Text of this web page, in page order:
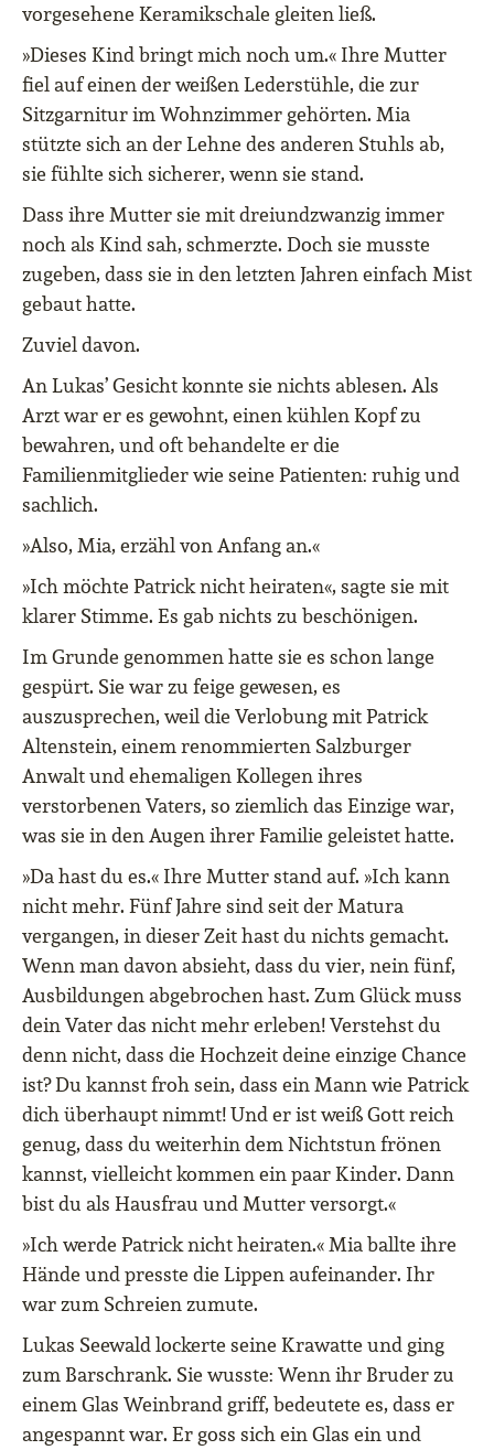
vorgesehene Keramikschale gleiten ließ.
»Dieses Kind bringt mich noch um.« Ihre Mutter
fiel auf einen der weißen Lederstühle, die zur
Sitzgarnitur im Wohnzimmer gehörten. Mia
stützte sich an der Lehne des anderen Stuhls ab,
sie fühlte sich sicherer, wenn sie stand.
Dass ihre Mutter sie mit dreiundzwanzig immer
noch als Kind sah, schmerzte. Doch sie musste
zugeben, dass sie in den letzten Jahren einfach Mist
gebaut hatte.
Zuviel davon.
An Lukas’ Gesicht konnte sie nichts ablesen. Als
Arzt war er es gewohnt, einen kühlen Kopf zu
bewahren, und oft behandelte er die
Familienmitglieder wie seine Patienten: ruhig und
sachlich.
»Also, Mia, erzähl von Anfang an.«
»Ich möchte Patrick nicht heiraten«, sagte sie mit
klarer Stimme. Es gab nichts zu beschönigen.
Im Grunde genommen hatte sie es schon lange
gespürt. Sie war zu feige gewesen, es
auszusprechen, weil die Verlobung mit Patrick
Altenstein, einem renommierten Salzburger
Anwalt undehemaligen Kollegen ihres
verstorbenen Vaters, so ziemlich das Einzige war,
was sie in den Augen ihrer Familie geleistet hatte.
»Da hast du es.« Ihre Mutter stand auf. »Ich kann
nicht mehr. Fünf Jahre sind seit der Matura
vergangen, in dieser Zeit hast du nichts gemacht.
Wenn man davon absieht, dass du vier, nein fünf,
Ausbildungen abgebrochen hast. Zum Glück muss
dein Vater das nicht mehr erleben! Verstehst du
denn nicht, dass die Hochzeit deine einzige Chance
ist? Du kannst froh sein, dass ein Mann wie Patrick
dich überhaupt nimmt! Und er ist weiß Gott reich
genug, dass du weiterhin dem Nichtstun frönen
kannst, vielleicht kommen ein paar Kinder. Dann
bist du als Hausfrau und Mutter versorgt.«
»Ich werde Patrick nicht heiraten.« Mia ballte ihre
Hände und presste die Lippen aufeinander. Ihr
war zum Schreien zumute.
Lukas Seewald lockerte seine Krawatte und ging
zum Barschrank. Sie wusste: Wenn ihr Bruder zu
einem Glas Weinbrand griff, bedeutete es, dass er
angespannt war. Er goss sich ein Glas ein und